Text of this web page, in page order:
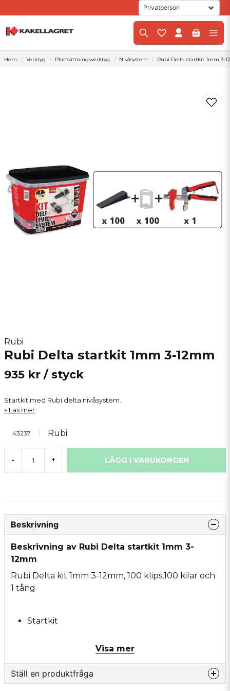
Hem Verktyg Plattsättningsverktyg Nivåsystem Rubi Delta startkit 1mm 3-
Rubi
Rubi Delta startkit 1mm 3-12mm
935 kr / styck
Startkit med Rubi delta nivåsystem.
Läs mer
43237 Rubi
- + LÄGG I VARUKORGEN
Beskrivning
Beskrivning av Rubi Delta startkit 1mm 3-
12mm
Rubi Delta kit 1mm 3-12mm, 100 klips,100 kilar och
1 tång
Startkit
Huvudfunktionen för RUBI DELTA -nivån är att
undvika fogsprång under installationsprocessen,
Visa mer
Ställ en produktfråga